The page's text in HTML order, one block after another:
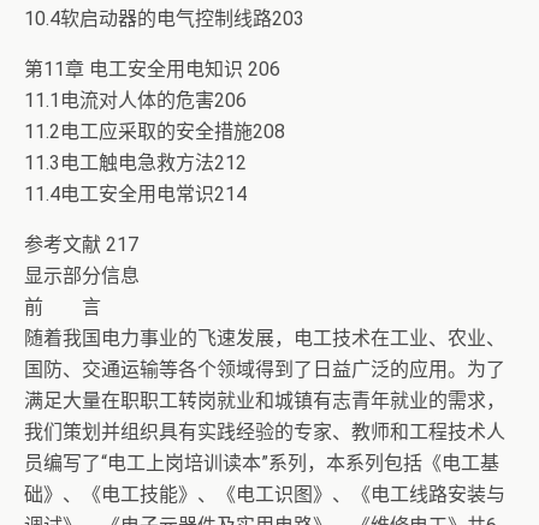
10.4软启动器的电气控制线路203
第11章 电工安全用电知识 206
11.1电流对人体的危害206
11.2电工应采取的安全措施208
11.3电工触电急救方法212
11.4电工安全用电常识214
参考文献 217
显示部分信息
前 言
随着我国电力事业的飞速发展，电工技术在工业、农业、
国防、交通运输等各个领域得到了日益广泛的应用。为了
满足大量在职职工转岗就业和城镇有志青年就业的需求，
我们策划并组织具有实践经验的专家、教师和工程技术人
员编写了“电工上岗培训读本”系列，本系列包括《电工基
础》、《电工技能》、《电工识图》、《电工线路安装与